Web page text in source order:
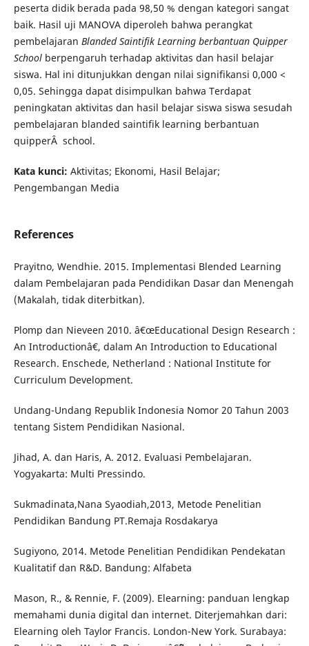
peserta didik berada pada 98,50 % dengan kategori sangat
baik. Hasil uji MANOVA diperoleh bahwa perangkat
pembelajaran Blanded Saintifik Learning berbantuan Quipper
Schoolberpengaruh terhadap aktivitas dan hasil belajar
siswa. Hal ini ditunjukkan dengan nilai signifikansi 0,000 <
0,05. Sehingga dapat disimpulkan bahwa Terdapat
peningkatan aktivitas dan hasil belajar siswa siswa sesudah
pembelajaran blanded saintifik learning berbantuan
quipperÂ school.
Kata kunci: Aktivitas; Ekonomi, Hasil Belajar;
Pengembangan Media
References
Prayitno, Wendhie. 2015. Implementasi Blended Learning
dalam Pembelajaran pada Pendidikan Dasar dan Menengah
(Makalah, tidak diterbitkan).
Plomp dan Nieveen 2010. â€œEducational Design Research :
An Introductionâ€, dalam An Introduction to Educational
Research. Enschede, Netherland : National Institute for
Curriculum Development.
Undang-Undang Republik Indonesia Nomor 20 Tahun 2003
tentang Sistem Pendidikan Nasional.
Jihad, A. dan Haris, A. 2012. Evaluasi Pembelajaran.
Yogyakarta: Multi Pressindo.
Sukmadinata,Nana Syaodiah,2013, Metode Penelitian
Pendidikan Bandung PT.Remaja Rosdakarya
Sugiyono, 2014. Metode Penelitian Pendidikan Pendekatan
Kualitatif dan R&D. Bandung: Alfabeta
Mason, R., & Rennie, F. (2009). Elearning: panduan lengkap
memahami dunia digital dan internet. Diterjemahkan dari:
Elearning oleh Taylor Francis. London-New York. Surabaya: